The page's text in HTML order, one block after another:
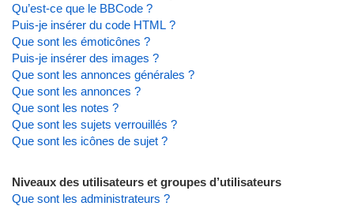
Qu’est-ce que le BBCode ?
Puis-je insérer du code HTML ?
Que sont les émoticônes ?
Puis-je insérer des images ?
Que sont les annonces générales ?
Que sont les annonces ?
Que sont les notes ?
Que sont les sujets verrouillés ?
Que sont les icônes de sujet ?
Niveaux des utilisateurs et groupes d’utilisateurs
Que sont les administrateurs ?